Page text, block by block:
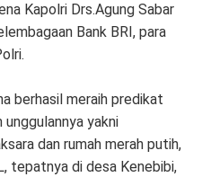
Kapolri Drs.Agung Sabar
Bank BRI, para
berhasil meraih predikat
yakni
dan rumah merah putih,
tepatnya di desa Kenebibi,